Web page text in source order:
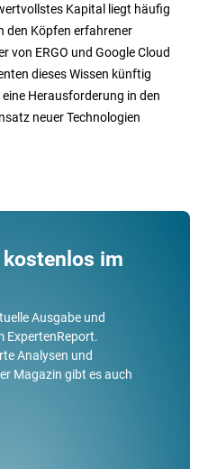
Kapital liegt häufig
den Köpfen erfahrener
von ERGO und Google Cloud
dieses Wissen künftig
Herausforderung in den
neuer Technologien
kostenlos im
Ausgabe und
ExpertenReport.
Analysen und
Magazin gibt es auch